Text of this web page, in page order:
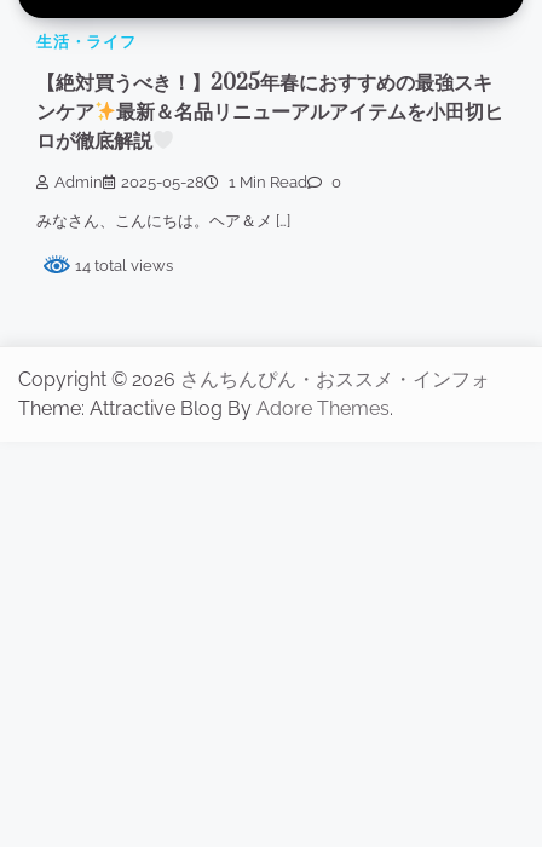
生活・ライフ
【絶対買うべき！】2025年春におすすめの最強スキ
ンケア
最新＆名品リニューアルアイテムを小田切ヒ
ロが徹底解説
Admin 2025-05-28 1 Min Read 0
みなさん、こんにちは。ヘア＆メ […]
14 total views
Copyright © 2026 さんちんぴん・おススメ・インフォ
Theme: Attractive Blog By Adore Themes.